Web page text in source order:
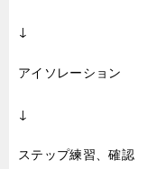
↓
アイソレーション
↓
ステップ練習、確認